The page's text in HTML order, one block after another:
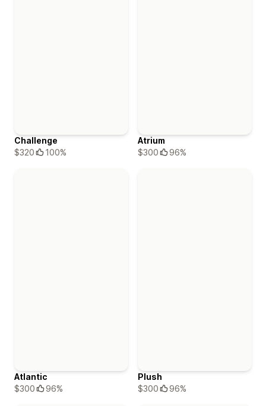
Challenge
$320
100%
Atrium
$300
96%
Atlantic
$300
96%
Plush
$300
96%